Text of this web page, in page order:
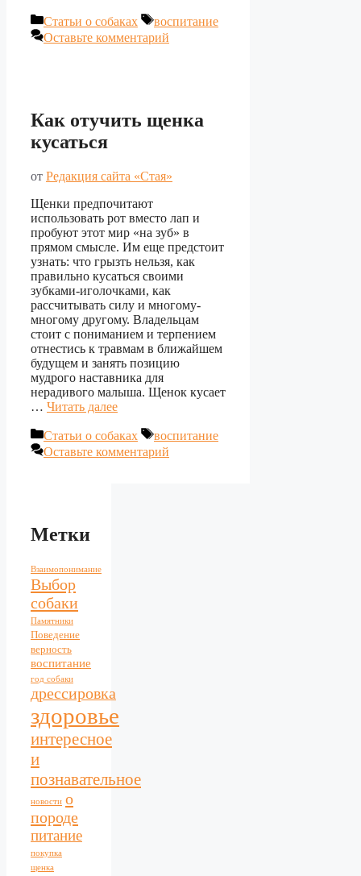
Рубрики
Статьи о собаках Метки
воспитание
Оставьте комментарий
Как отучить щенка
кусаться
от Редакция сайта «Стая»
Щенки предпочитают
использовать рот вместо лап и
пробуют этот мир «на зуб» в
прямом смысле. Им еще предстоит
узнать: что грызть нельзя, как
правильно кусаться своими
зубками-иголочками, как
рассчитывать силу и многому-
многому другому. Владельцам
стоит с пониманием и терпением
отнестись к травмам в ближайшем
будущем и занять позицию
мудрого наставника для
нерадивого малыша. Щенок кусает
… Читать далее
Рубрики
Статьи о собаках Метки
воспитание
Оставьте комментарий
Метки
Взаимопонимание
Выбор
собаки
Памятники
Поведение
верность
воспитание
год собаки
дрессировка
здоровье
интересное
и
познавательное
новости о
породе
питание
покупка
щенка